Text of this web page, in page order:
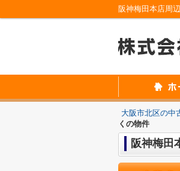
阪神梅田本店周
大阪市北区の中
くの物件
阪神梅田